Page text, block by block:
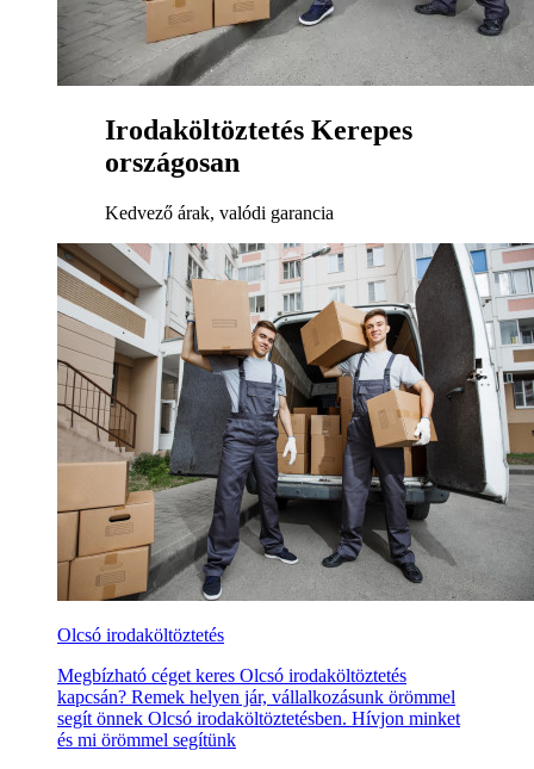
Irodaköltöztetés Kerepes
országosan
Kedvező árak, valódi garancia
Olcsó irodaköltöztetés
Megbízható céget keres Olcsó irodaköltöztetés
kapcsán? Remek helyen jár, vállalkozásunk örömmel
segít önnek Olcsó irodaköltöztetésben. Hívjon minket
és mi örömmel segítünk